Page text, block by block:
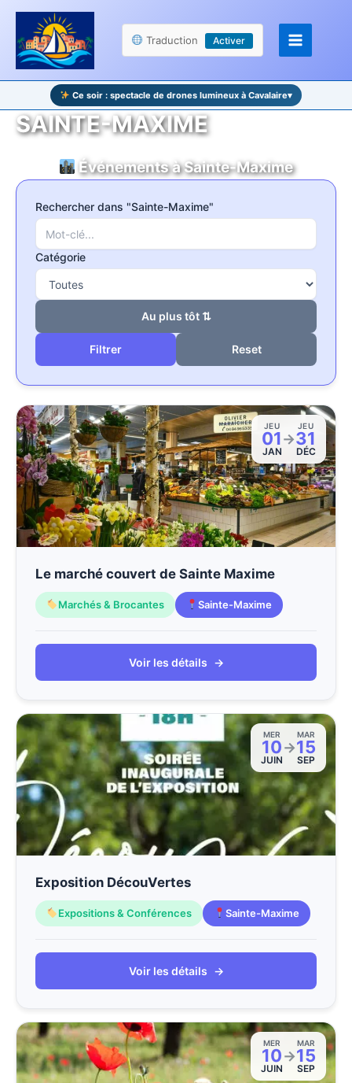
Panneau de gestion des cookies
Aller
contenu
Traduction Activer
Ce soir : spectacle de drones lumineux à Cavalaire▾
SAINTE-MAXIME
Événements à Sainte-Maxime
Rechercher dans "Sainte-Maxime"
Catégorie
Au plus tôt ⇅
Reset
JEU
01
JAN
→
JEU
31
DÉC
Le marché couvert de Sainte Maxime
Marchés & Brocantes Sainte-Maxime
Voir les détails →
MER
10
JUIN
→
MAR
15
SEP
Exposition DécouVertes
Expositions & Conférences Sainte-Maxime
Voir les détails →
MER
10
JUIN
→
MAR
15
SEP